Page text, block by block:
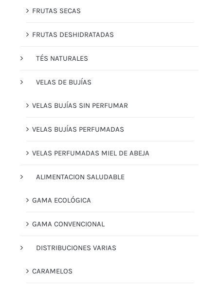
FRUTAS SECAS
FRUTAS DESHIDRATADAS
TÉS NATURALES
VELAS DE BUJÍAS
VELAS BUJÍAS SIN PERFUMAR
VELAS BUJÍAS PERFUMADAS
VELAS PERFUMADAS MIEL DE ABEJA
ALIMENTACION SALUDABLE
GAMA ECOLÓGICA
GAMA CONVENCIONAL
DISTRIBUCIONES VARIAS
CARAMELOS